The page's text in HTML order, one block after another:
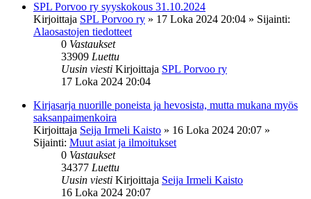
SPL Porvoo ry syyskokous 31.10.2024
Kirjoittaja SPL Porvoo ry » 17 Loka 2024 20:04 » Sijainti:
Alaosastojen tiedotteet
0 Vastaukset
33909 Luettu
Uusin viesti Kirjoittaja SPL Porvoo ry
17 Loka 2024 20:04
Kirjasarja nuorille poneista ja hevosista, mutta mukana myös
saksanpaimenkoira
Kirjoittaja Seija Irmeli Kaisto » 16 Loka 2024 20:07 »
Sijainti: Muut asiat ja ilmoitukset
0 Vastaukset
34377 Luettu
Uusin viesti Kirjoittaja Seija Irmeli Kaisto
16 Loka 2024 20:07